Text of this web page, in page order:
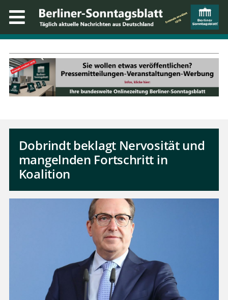
Dobrindt beklagt Nervosität und
mangelnden Fortschritt in
Koalition